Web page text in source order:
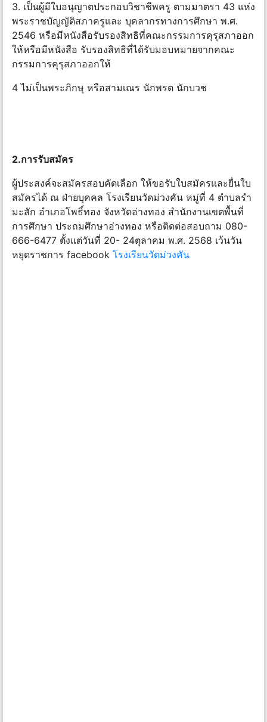
3. เป็นผู้มีใบอนุญาตประกอบวิชาชีพครู ตามมาตรา 43 แห่ง
พระราชบัญญัติสภาครูและ บุคลากรทางการศึกษา พ.ศ.
2546 หรือมีหนังสือรับรองสิทธิที่คณะกรรมการคุรุสภาออก
ให้หรือมีหนังสือ รับรองสิทธิที่ได้รับมอบหมายจากคณะ
กรรมการคุรุสภาออกให้
4 ไม่เป็นพระภิกษุ หรือสามเณร นักพรต นักบวช
2.การรับสมัคร
ผู้ประสงค์จะสมัครสอบคัดเลือก ให้ขอรับใบสมัครและยื่นใบ
สมัครได้ ณ ฝ่ายบุคคล โรงเรียนวัดม่วงคัน หมู่ที่ 4 ตําบลรํา
มะสัก อําเภอโพธิ์ทอง จังหวัดอ่างทอง สํานักงานเขตพื้นที่
การศึกษา ประถมศึกษาอ่างทอง หรือติดต่อสอบถาม 080-
666-6477 ตั้งแต่วันที่ 20- 24ตุลาคม พ.ศ. 2568 เว้นวัน
หยุดราชการ facebook โรงเรียนวัดม่วงคัน